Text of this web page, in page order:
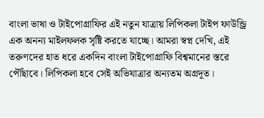
বাংলা ভাষা ও টাইপোগ্রাফির এই নতুন যাত্রায় লিপিকলা টাইপ ফাউন্ড্রি
এক অনন্য মাইলফলক সৃষ্টি করতে যাচ্ছে। আমরা স্বপ্ন দেখি, এই
তরুণদের হাত ধরে একদিন বাংলা টাইপোগ্রাফি বিশ্বমানের স্তরে
পৌঁছাবে। লিপিকলা হবে সেই অভিযাত্রার অন্যতম অগ্রদূত।